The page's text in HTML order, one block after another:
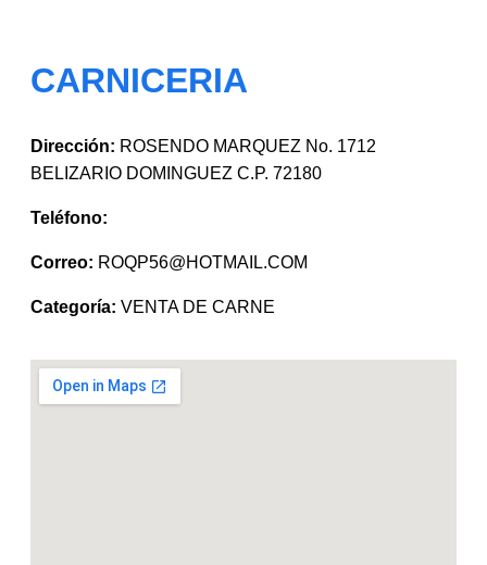
CARNICERIA
Dirección: ROSENDO MARQUEZ No. 1712
BELIZARIO DOMINGUEZ C.P. 72180
Teléfono:
Correo: ROQP56@HOTMAIL.COM
Categoría: VENTA DE CARNE